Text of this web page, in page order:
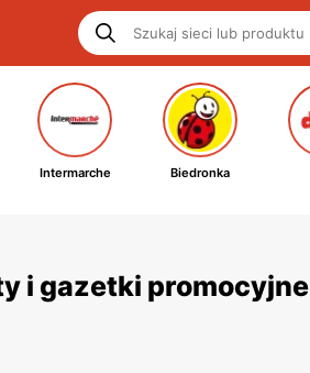
Intermarche Biedronka
i gazetki promocyjne